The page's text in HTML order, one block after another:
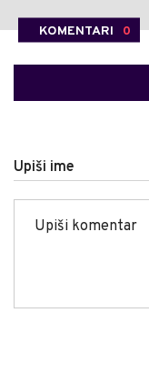
KOMENTARI 0
Upiši ime